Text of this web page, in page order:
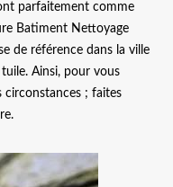
parfaitement comme
Batiment Nettoyage
de référence dans la ville
Ainsi, pour vous
; faites